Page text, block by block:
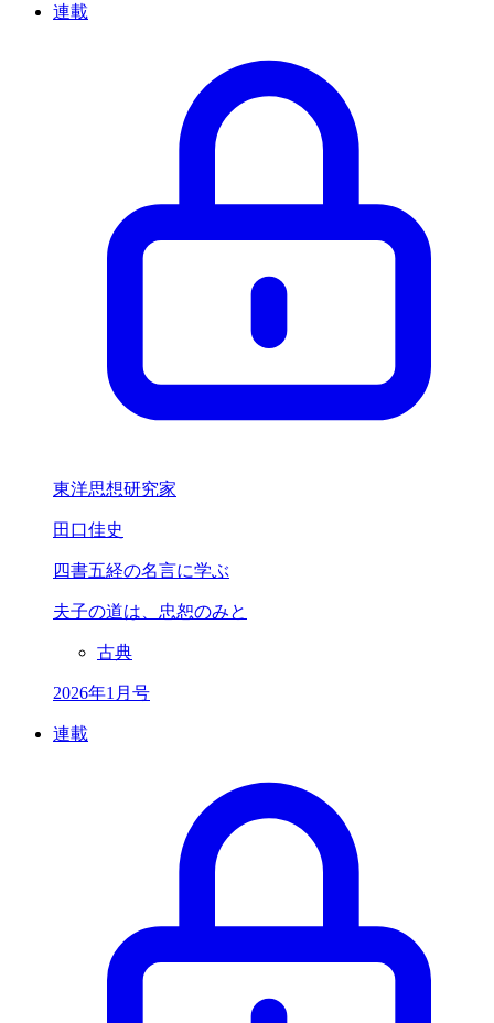
連載
東洋思想研究家
田口佳史
四書五経の名言に学ぶ
夫子の道は、 忠恕のみと
古典
2026年1月号
連載